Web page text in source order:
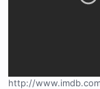
http://